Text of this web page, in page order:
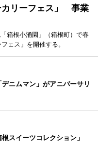
カリーフェス」 事業
箱根小涌園」（箱根町）で春
ェス」を開催する。
ニムマン」がアニバーサリ
根スイーツコレクション」